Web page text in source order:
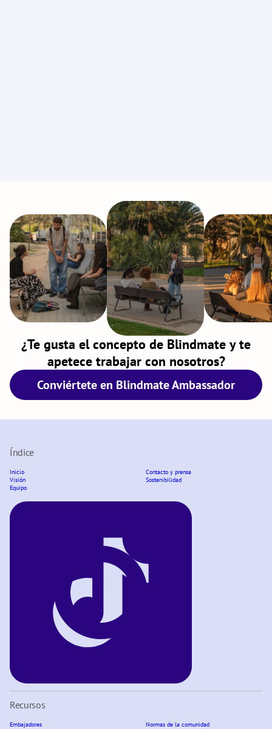
¿Te gusta el concepto de Blindmate y te
apetece trabajar con nosotros?
Conviértete en Blindmate Ambassador
Índice
Inicio
Visión
Equipo
Contacto y prensa
Sostenibilidad
Recursos
Embajadores
Normas de la comunidad